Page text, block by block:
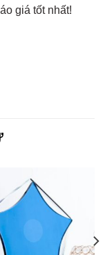
giá tốt nhất!